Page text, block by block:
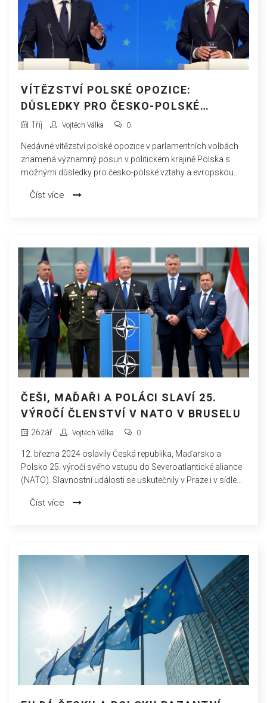
VÍTĚZSTVÍ POLSKÉ OPOZICE:
DŮSLEDKY PRO ČESKO-POLSKÉ
VZTAHY A EVROPSKOU BEZPEČNOST
1 říj Vojtěch Válka 0
Nedávné vítězství polské opozice v parlamentních volbách
znamená významný posun v politickém krajině Polska s
možnými důsledky pro česko-polské vztahy a evropskou
ukončila osmiletou vládu strany Právo a spravedlnost. Tato
Číst více
ČEŠI, MAĎAŘI A POLÁCI SLAVÍ 25.
VÝROČÍ ČLENSTVÍ V NATO V BRUSELU
26zář Vojtěch Válka 0
12. března 2024 oslavily Česká republika, Maďarsko a
Polsko 25. výročí svého vstupu do Severoatlantické aliance
(NATO). Slavnostní události se uskutečnily v Praze i v sídle
Číst více